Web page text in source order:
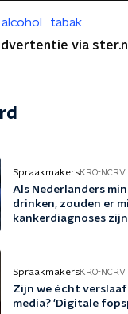
alcohol
tabak
via ster.nl
SpraakmakersKRO-NCRV
Als Nederlanders
drinken, zouden er
kankerdiagnoses
SpraakmakersKRO-NCRV
Zijn we écht
media? 'Digitale